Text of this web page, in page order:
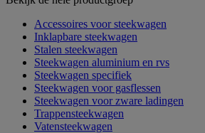
Accessoires voor steekwagen
Inklapbare steekwagen
Stalen steekwagen
Steekwagen aluminium en rvs
Steekwagen specifiek
Steekwagen voor gasflessen
Steekwagen voor zware ladingen
Trappensteekwagen
Vatensteekwagen